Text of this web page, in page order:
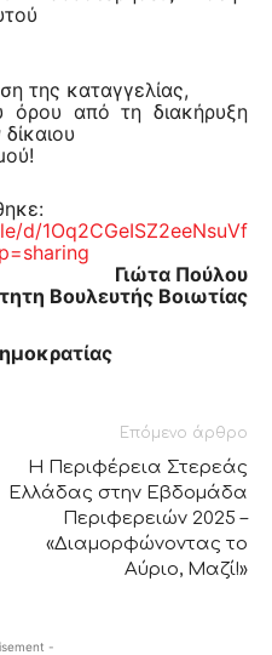
της καταγγελίας,
όρου από τη διακήρυξη
d/1Oq2CGeISZ2eeNsuVf
Γιώτα Πούλου
Βουλευτής Βοιωτίας
Επόμενο άρθρο
H Περιφέρεια Στερεάς
Ελλάδας στην Εβδομάδα
Περιφερειών 2025 –
«Διαμορφώνοντας το
Αύριο, Μαζί!»
-